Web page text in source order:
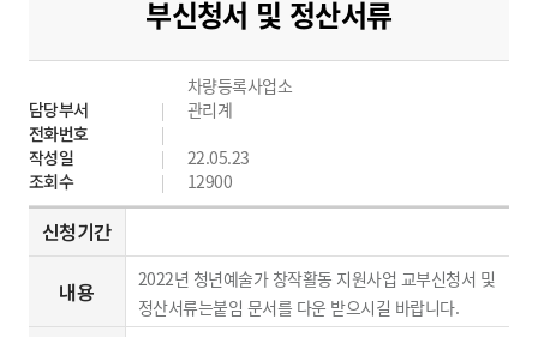
군
부신청서 및 정산서류
담당부서
차량등록사업소
관리계
전화번호
작성일
22.05.23
조회수
12900
신청기간
내용
2022년 청년예술가 창작활동 지원사업 교부신청서 및
정산서류는붙임 문서를 다운 받으시길 바랍니다.